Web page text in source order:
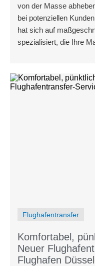
von der Masse
bei potenziellen
hat sich auf
spezialisiert, die Ihre
Flughafentransfer
Komfortabel,
Neuer
Flughafen